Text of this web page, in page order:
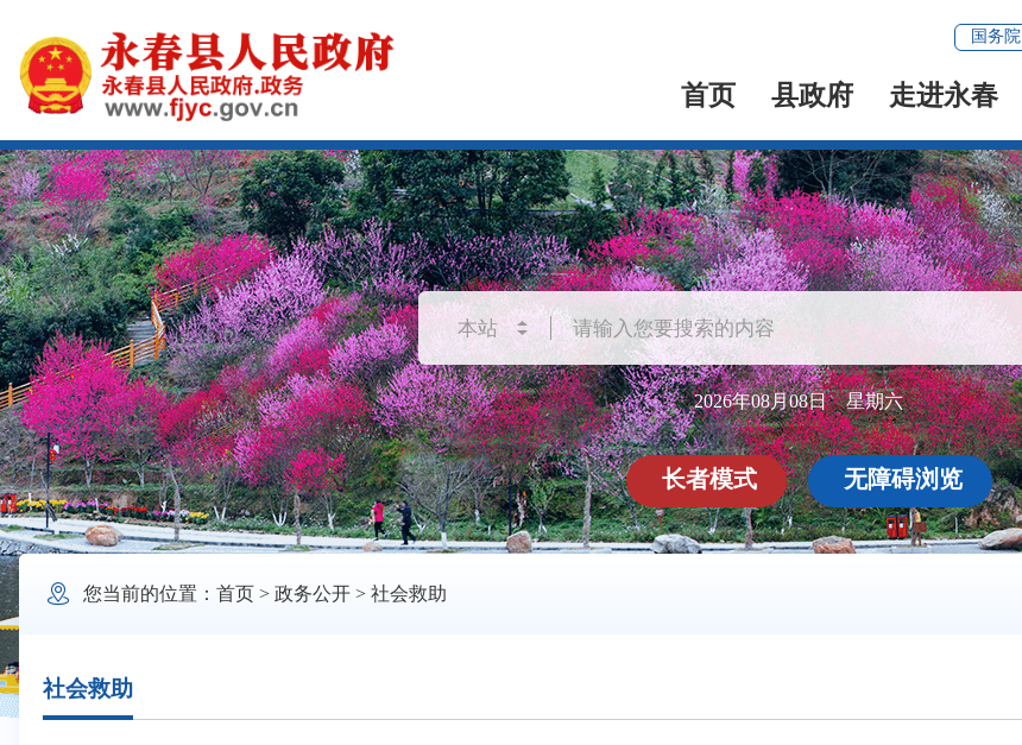
国务院
首页 县政府 走进永春
2026年08月08日 星期六
长者模式 无障碍浏览
 您当前的位置： 首页> 政务公开> 社会救助
社会救助